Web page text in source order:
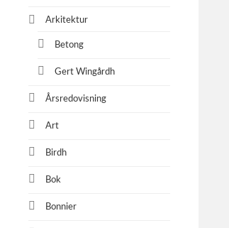
Arkitektur
Betong
Gert Wingårdh
Årsredovisning
Art
Birdh
Bok
Bonnier